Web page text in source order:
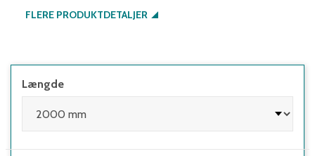
FLERE PRODUKTDETALJER
Længde